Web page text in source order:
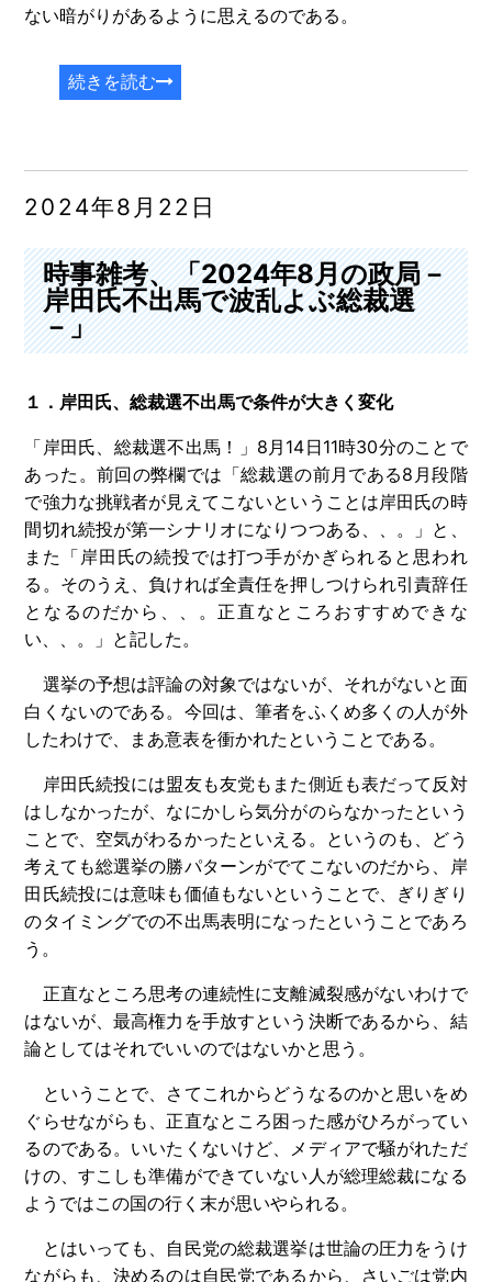
ない暗がりがあるように思えるのである。
続きを読む
2024年8月22日
時事雑考、「2024年8月の政局－
岸田氏不出馬で波乱よぶ総裁選
－」
１．岸田氏、総裁選不出馬で条件が大きく変化
「岸田氏、総裁選不出馬！」8月14日11時30分のことで
あった。前回の弊欄では「総裁選の前月である8月段階
で強力な挑戦者が見えてこないということは岸田氏の時
間切れ続投が第一シナリオになりつつある、、。」と、
また「岸田氏の続投では打つ手がかぎられると思われ
る。そのうえ、負ければ全責任を押しつけられ引責辞任
となるのだから、、。正直なところおすすめできな
い、、。」と記した。
選挙の予想は評論の対象ではないが、それがないと面
白くないのである。今回は、筆者をふくめ多くの人が外
したわけで、まあ意表を衝かれたということである。
岸田氏続投には盟友も友党もまた側近も表だって反対
はしなかったが、なにかしら気分がのらなかったという
ことで、空気がわるかったといえる。というのも、どう
考えても総選挙の勝パターンがでてこないのだから、岸
田氏続投には意味も価値もないということで、ぎりぎり
のタイミングでの不出馬表明になったということであろ
う。
正直なところ思考の連続性に支離滅裂感がないわけで
はないが、最高権力を手放すという決断であるから、結
論としてはそれでいいのではないかと思う。
ということで、さてこれからどうなるのかと思いをめ
ぐらせながらも、正直なところ困った感がひろがってい
るのである。いいたくないけど、メディアで騒がれただ
けの、すこしも準備ができていない人が総理総裁になる
ようではこの国の行く末が思いやられる。
とはいっても、自民党の総裁選挙は世論の圧力をうけ
ながらも、決めるのは自民党であるから、さいごは党内